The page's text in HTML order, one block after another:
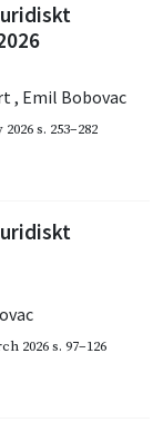
, Emil Bobovac
2026s. 253–282
2026s. 97–126